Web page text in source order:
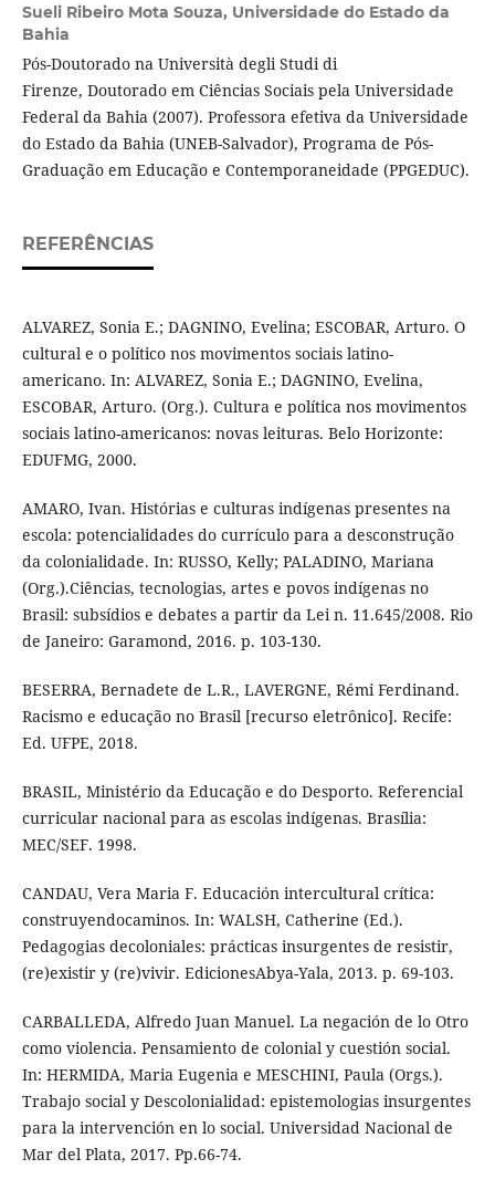
Sueli Ribeiro Mota Souza, Universidade do Estado da
Bahia
Pós-Doutorado na Università degli Studi di
Firenze, Doutorado em Ciências Sociais pela Universidade
Federal da Bahia (2007). Professora efetiva da Universidade
do Estado da Bahia (UNEB-Salvador), Programa de Pós-
Graduação em Educação e Contemporaneidade (PPGEDUC).
REFERÊNCIAS
ALVAREZ, Sonia E.; DAGNINO, Evelina; ESCOBAR, Arturo. O
cultural e o político nos movimentos sociais latino-
americano. In: ALVAREZ, Sonia E.; DAGNINO, Evelina,
ESCOBAR, Arturo. (Org.). Cultura e política nos movimentos
sociais latino-americanos: novas leituras. Belo Horizonte:
EDUFMG, 2000.
AMARO, Ivan. Histórias e culturas indígenas presentes na
escola: potencialidades do currículo para a desconstrução
da colonialidade. In: RUSSO, Kelly; PALADINO, Mariana
(Org.).Ciências, tecnologias, artes e povos indígenas no
Brasil: subsídios e debates a partir da Lei n. 11.645/2008. Rio
de Janeiro: Garamond, 2016. p. 103-130.
BESERRA, Bernadete de L.R., LAVERGNE, Rémi Ferdinand.
Racismo e educação no Brasil [recurso eletrônico]. Recife:
Ed. UFPE, 2018.
BRASIL, Ministério da Educação e do Desporto. Referencial
curricular nacional para as escolas indígenas. Brasília:
MEC/SEF. 1998.
CANDAU, Vera Maria F. Educación intercultural crítica:
construyendocaminos. In: WALSH, Catherine (Ed.).
Pedagogias decoloniales: prácticas insurgentes de resistir,
(re)existir y (re)vivir. EdicionesAbya-Yala, 2013. p. 69-103.
CARBALLEDA, Alfredo Juan Manuel. La negación de lo Otro
como violencia. Pensamiento de colonial y cuestión social.
In: HERMIDA, Maria Eugenia e MESCHINI, Paula (Orgs.).
Trabajo social y Descolonialidad: epistemologias insurgentes
para la intervención en lo social. Universidad Nacional de
Mar del Plata, 2017. Pp.66-74.